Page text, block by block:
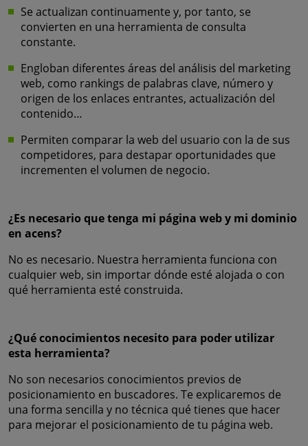
Se actualizan continuamente y, por tanto, se
convierten en una herramienta de consulta
constante.
Engloban diferentes áreas del análisis del marketing
web, como rankings de palabras clave, número y
origen de los enlaces entrantes, actualización del
contenido…
Permiten comparar la web del usuario con la de sus
competidores, para destapar oportunidades que
incrementen el volumen de negocio.
¿Es necesario que tenga mi página web y mi dominio
en acens?
No es necesario. Nuestra herramienta funciona con
cualquier web, sin importar dónde esté alojada o con
qué herramienta esté construida.
¿Qué conocimientos necesito para poder utilizar
esta herramienta?
No son necesarios conocimientos previos de
posicionamiento en buscadores. Te explicaremos de
una forma sencilla y no técnica qué tienes que hacer
para mejorar el posicionamiento de tu página web.